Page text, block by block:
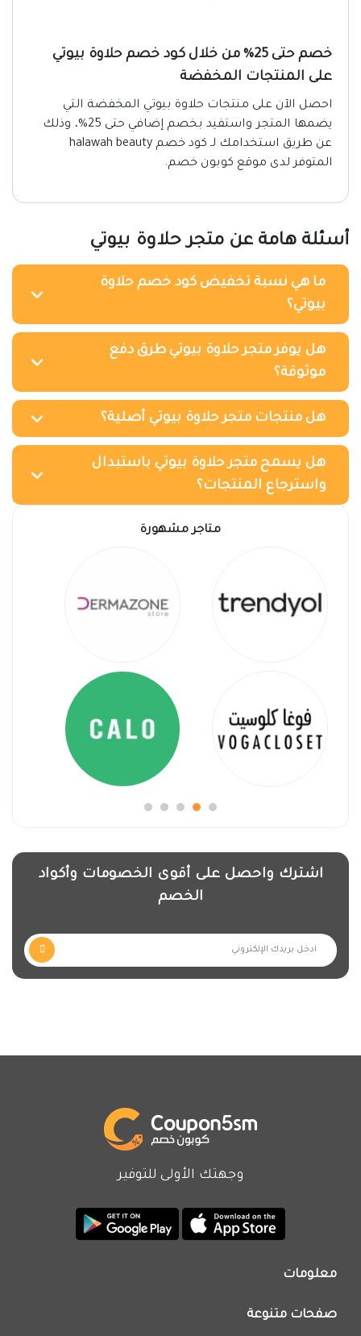
خصم حتى 25% من خلال كود خصم حلاوة بيوتي
على المنتجات المخفضة
احصل الآن على منتجات حلاوة بيوتي المخفضة التي
يضمها المتجر واستفيد بخصم إضافي حتى 25%، وذلك
عن طريق استخدامك لـ كود خصم halawah beauty
المتوفر لدى موقع كوبون خصم.
أسئلة هامة عن متجر حلاوة بيوتي
ما هي نسبة تخفيض كود خصم حلاوة
بيوتي؟
هل يوفر متجر حلاوة بيوتي طرق دفع
موثوقة؟
هل منتجات متجر حلاوة بيوتي أصلية؟
هل يسمح متجر حلاوة بيوتي باستبدال
واسترجاع المنتجات؟
متاجر مشهورة
اشترك واحصل على أقوى الخصومات وأكواد
الخصم
وجهتك الأولى للتوفير
معلومات
اتصل بنا
صفحات متنوعة